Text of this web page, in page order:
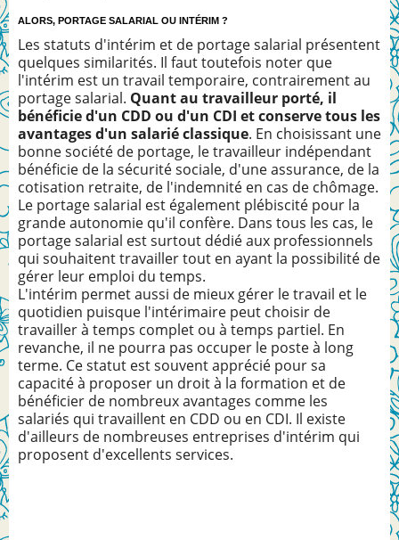
ALORS, PORTAGE SALARIAL OU INTÉRIM ?
Les statuts d'intérim et de portage salarial présentent
quelques similarités. Il faut toutefois noter que
l'intérim est un travail temporaire, contrairement au
portage salarial. Quant au travailleur porté, il
bénéficie d'un CDD ou d'un CDI et conserve tous les
avantages d'un salarié classique. En choisissant une
bonne société de portage, le travailleur indépendant
bénéficie de la sécurité sociale, d'une assurance, de la
cotisation retraite, de l'indemnité en cas de chômage.
Le portage salarial est également plébiscité pour la
grande autonomie qu'il confère. Dans tous les cas, le
portage salarial est surtout dédié aux professionnels
qui souhaitent travailler tout en ayant la possibilité de
gérer leur emploi du temps.
L'intérim permet aussi de mieux gérer le travail et le
quotidien puisque l'intérimaire peut choisir de
travailler à temps complet ou à temps partiel. En
revanche, il ne pourra pas occuper le poste à long
terme. Ce statut est souvent apprécié pour sa
capacité à proposer un droit à la formation et de
bénéficier de nombreux avantages comme les
salariés qui travaillent en CDD ou en CDI. Il existe
d'ailleurs de nombreuses entreprises d'intérim qui
proposent d'excellents services.